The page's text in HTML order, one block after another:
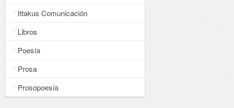
Ittakus Comunicación
Libros
Poesía
Prosa
Prosopoesía